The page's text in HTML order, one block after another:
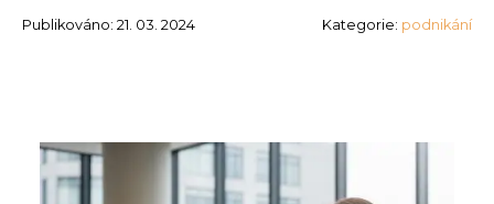
Publikováno: 21. 03. 2024 Kategorie: podnikání